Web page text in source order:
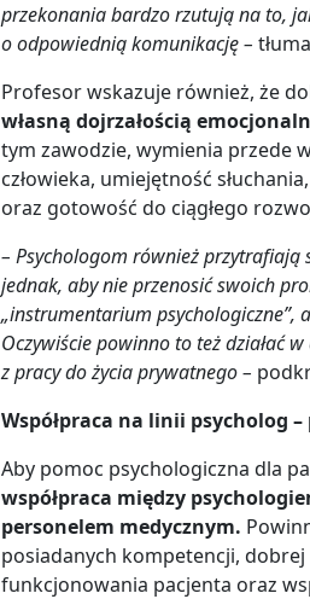
przekonania bardzo rzutują na to,
o odpowiednią komunikację –
Profesor wskazuje również, że
własną dojrzałością
tym zawodzie, wymienia przede
człowieka, umiejętność
oraz gotowość do ciągłego
– Psychologom również przytrafiają
jednak, aby nie przenosić swoich
„instrumentarium
Oczywiście powinno to też działać
z pracy do życia prywatnego –
Współpraca na linii psycholog
Aby pomoc psychologiczna dla
współpraca między
personelem medycznym.
posiadanych kompetencji,
funkcjonowania pacjenta oraz